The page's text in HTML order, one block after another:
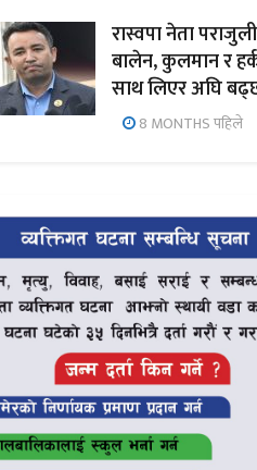
रास्वपा नेता
बालेन, कुलमान र
साथ लिएर अघि
8 MONTHS पहिले